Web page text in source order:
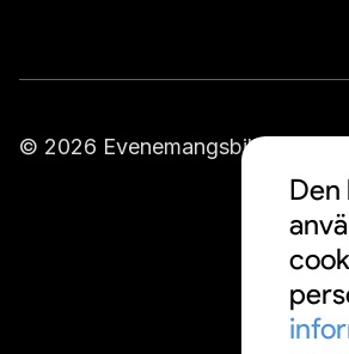
© 2026 Evenemangsbiljetter.se
Den